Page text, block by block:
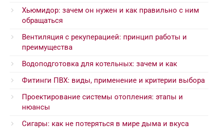
Хьюмидор: зачем он нужен и как правильно с ним
обращаться
Вентиляция с рекуперацией: принцип работы и
преимущества
Водоподготовка для котельных: зачем и как
Фитинги ПВХ: виды, применение и критерии выбора
Проектирование системы отопления: этапы и
нюансы
Сигары: как не потеряться в мире дыма и вкуса